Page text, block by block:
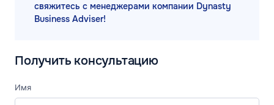
свяжитесь с менеджерами компании Dynasty
Business Adviser!
Получить консультацию
Имя